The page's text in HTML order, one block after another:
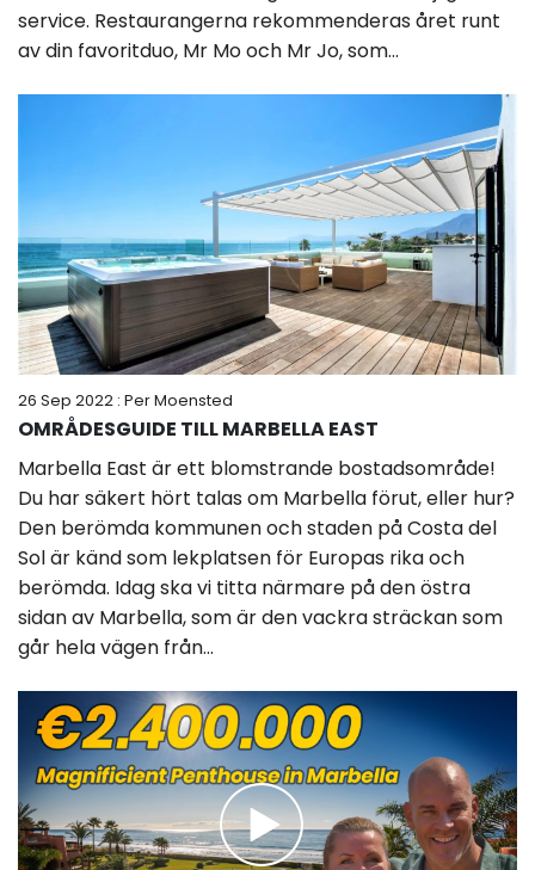
service. Restaurangerna rekommenderas året runt
av din favoritduo, Mr Mo och Mr Jo, som...
26 Sep 2022 : Per Moensted
OMRÅDESGUIDE TILL MARBELLA EAST
Marbella East är ett blomstrande bostadsområde!
Du har säkert hört talas om Marbella förut, eller hur?
Den berömda kommunen och staden på Costa del
Sol är känd som lekplatsen för Europas rika och
berömda. Idag ska vi titta närmare på den östra
sidan av Marbella, som är den vackra sträckan som
går hela vägen från...